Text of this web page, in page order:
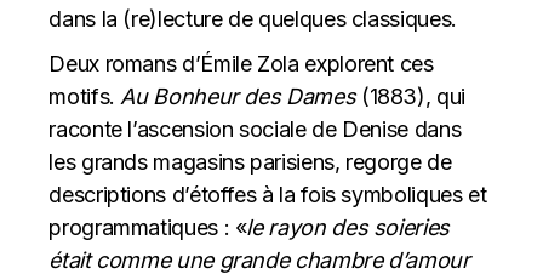
dans la (re)lecture de quelques classiques.
Deux romans d’Émile Zola explorent ces
motifs. Au Bonheur des Dames(1883), qui
raconte l’ascension sociale de Denise dans
les grands magasins parisiens, regorge de
descriptions d’étoffes à la fois symboliques et
programmatiques : «le rayon des soieries
était comme une grande chambre d’amour